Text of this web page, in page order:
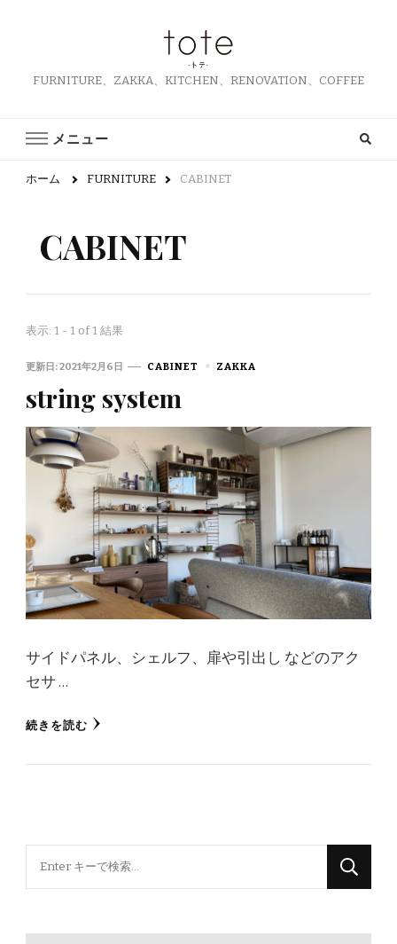
FURNITURE、ZAKKA、KITCHEN、RENOVATION、COFFEE
メニュー
ホーム FURNITURE CABINET
CABINET
表示: 1 - 1 of 1 結果
更新日:2021年2月6日 CABINET ZAKKA
string system
サイドパネル、シェルフ、扉や引出し などのアク
セサ …
続きを読む
お